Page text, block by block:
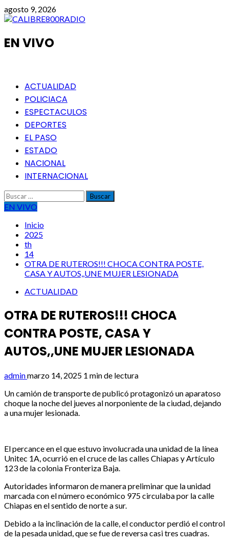
Saltar
al
agosto 9, 2026
EN VIVO
Menú
principal
ACTUALIDAD
POLICIACA
ESPECTACULOS
DEPORTES
EL PASO
ESTADO
NACIONAL
INTERNACIONAL
Buscar:
EN VIVO
Inicio
2025
th
14
OTRA DE RUTEROS!!! CHOCA CONTRA POSTE,
CASA Y AUTOS,,UNE MUJER LESIONADA
ACTUALIDAD
OTRA DE RUTEROS!!! CHOCA
CONTRA POSTE, CASA Y
AUTOS,,UNE MUJER LESIONADA
adminmarzo 14, 2025 1 min de lectura
Un camión de transporte de publicó protagonizó un aparatoso
choque la noche del jueves al norponiente de la ciudad, dejando
a una mujer lesionada.
El percance en el que estuvo involucrada una unidad de la línea
Unitec 1A, ocurrió en el cruce de las calles Chiapas y Artículo
123 de la colonia Fronteriza Baja.
Autoridades informaron de manera preliminar que la unidad
marcada con el número económico 975 circulaba por la calle
Chiapas en el sentido de norte a sur.
Debido a la inclinación de la calle, el conductor perdió el control
de la pesada unidad, que se fue de reversa casi tres cuadras.